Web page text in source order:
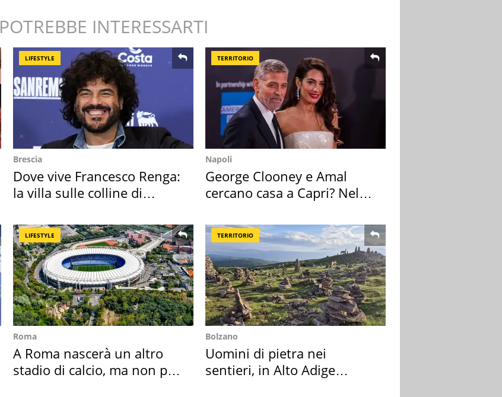
POTREBBE INTERESSARTI
LIFESTYLE
Brescia
Dove vive Francesco Renga:
la villa sulle colline di
TERRITORIO
Napoli
George Clooney e Amal
cercano casa a Capri? Nel
LIFESTYLE
Roma
A Roma nascerà un altro
stadio di calcio, ma non per
TERRITORIO
Bolzano
Uomini di pietra nei
sentieri, in Alto Adige